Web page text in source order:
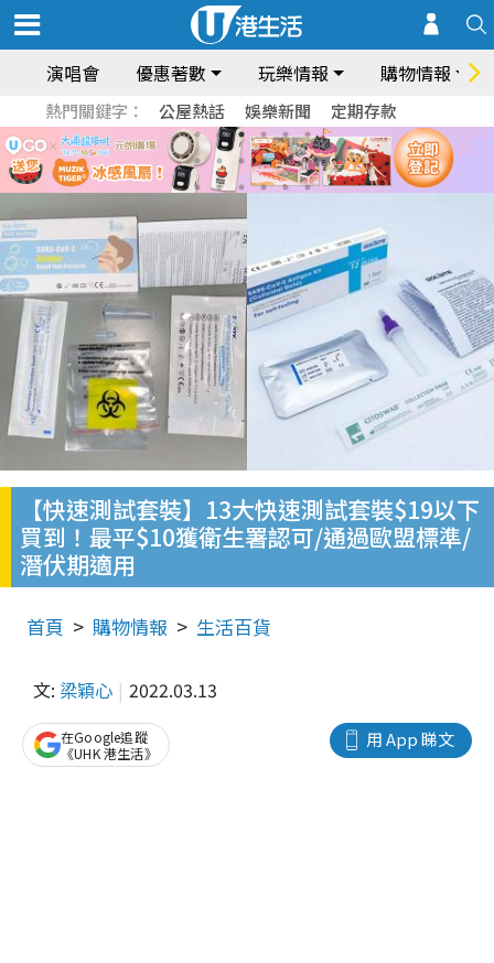
演唱會 優惠著數 玩樂情報 購物情報
熱門關鍵字： 公屋熱話 娛樂新聞 定期存款
【快速測試套裝】13大快速測試套裝$19以下
買到！最平$10獲衛生署認可/通過歐盟標準/
潛伏期適用
首頁 購物情報 生活百貨
文: 梁穎心 2022.03.13
用 App 睇文
在Google追蹤
《UHK 港生活》